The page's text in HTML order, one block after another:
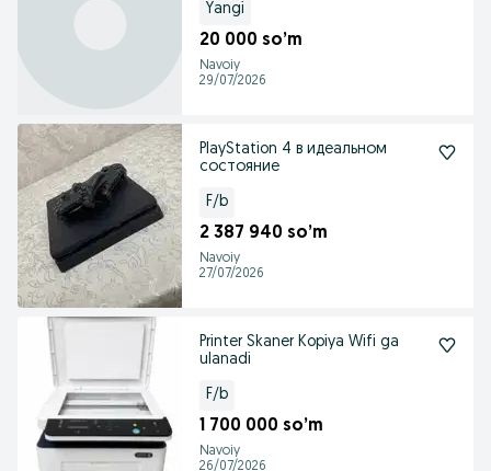
Yangi
20 000 so’m
Navoiy
29/07/2026
PlayStation 4 в идеальном
состояние
F/b
2 387 940 so’m
Navoiy
27/07/2026
Printer Skaner Kopiya Wifi ga
ulanadi
F/b
1 700 000 so’m
Navoiy
26/07/2026